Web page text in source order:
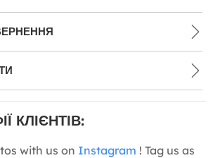
КЛІЄНТІВ:
with us on Instagram ! Tag us as